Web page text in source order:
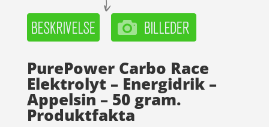
PurePower Carbo Race
Elektrolyt – Energidrik –
Appelsin – 50 gram.
Produktfakta